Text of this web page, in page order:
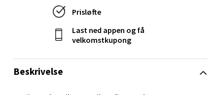
Beskrivelse
Prisløfte
Last ned appen og få
velkomstkupong
Folke Bernadottes vei 52, 5147 Fyllingsdalen
Åpent i dag 10-18
0 i butikk